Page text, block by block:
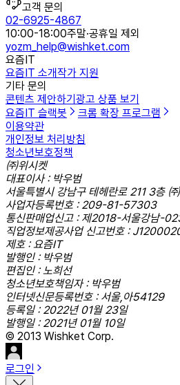
고객 문의
02-6925-4867
10:00-18:00주말·공휴일 제외
yozm_help@wishket.com
요즘IT
요즘IT 소개작가 지원
기타 문의
콘텐츠 제안하기 광고 상품 보기
요즘IT 슬랙봇
크롬 확장 프로그램
이용약관
개인정보 처리방침
청소년보호정책
㈜위시켓
대표이사 : 박우범
서울특별시 강남구 테헤란로 211 3층
사업자등록번호 : 209-81-57303
통신판매업신고 : 제2018-서울강남-
직업정보제공사업 신고번호 :
제호 : 요즘IT
발행인 : 박우범
편집인 : 노희선
청소년보호책임자 : 박우범
인터넷신문등록번호 : 서울,아54129
등록일 : 2022년 01월 23일
발행일 : 2021년 01월 10일
© 2013 Wishket Corp.
로그인